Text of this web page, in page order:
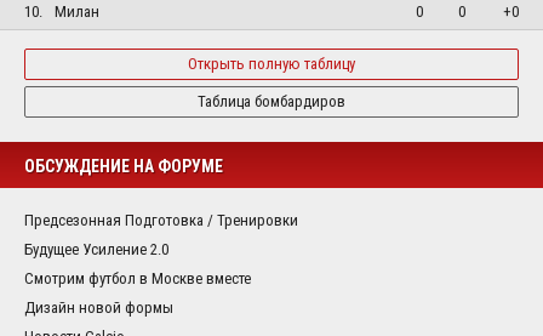
10.
Милан 0 0 +0
Открыть полную таблицу
Таблица бомбардиров
ОБСУЖДЕНИЕ НА ФОРУМЕ
Предсезонная Подготовка / Тренировки
Будущее Усиление 2.0
Смотрим футбол в Москве вместе
Дизайн новой формы